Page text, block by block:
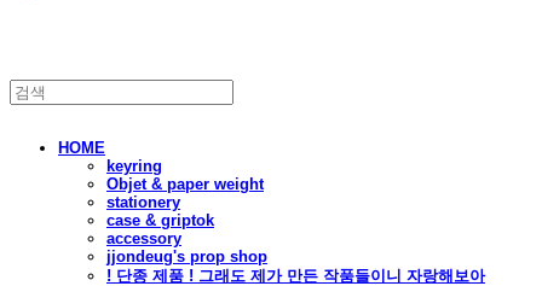
HOME
keyring
Objet & paper weight
stationery
case & griptok
accessory
jjondeug's prop shop
! 단종 제품 ! 그래도 제가 만든 작품들이니 자랑해보아